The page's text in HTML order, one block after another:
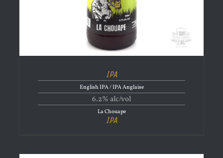
IPA
English IPA / IPA Anglaise
6.2% alc/vol
La Chouape
IPA